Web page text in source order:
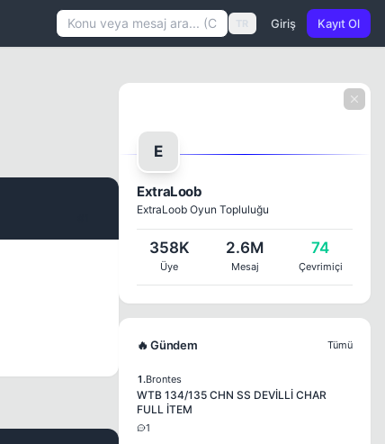
TR Giriş Kayıt Ol
E
ExtraLoob
ExtraLoob Oyun Topluluğu
358K
Üye
2.6M
Mesaj
74
Çevrimiçi
🔥 Gündem Tümü
1.Brontes
WTB 134/135 CHN SS DEVİLLİ CHAR
FULL İTEM
1